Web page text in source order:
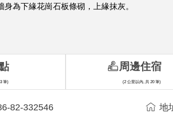
為下緣花崗石板條砌，上緣抹灰。
82-332546
地
筆)
周邊住宿
(2 公里以內, 共 20 筆)